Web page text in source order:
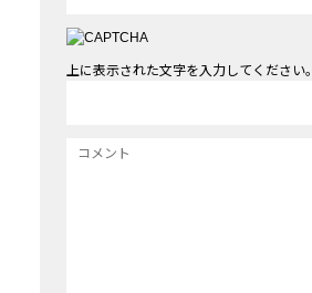
上に表示された文字を入力してください。